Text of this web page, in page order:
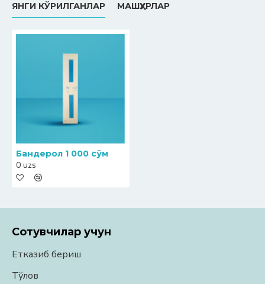
ЯНГИ КЎРИЛГАНЛАР МАШҲУРЛАР
Бандерол 1 000 сўм
0 uzs
Сотувчилар учун
Етказиб бериш
Тўлов